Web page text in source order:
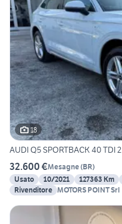
18
AUDI Q5 SPORTBACK 40 TDI
32.600 €Mesagne(BR)
Usato
10/2021 127363 Km
Rivenditore MOTORS POINT Srl